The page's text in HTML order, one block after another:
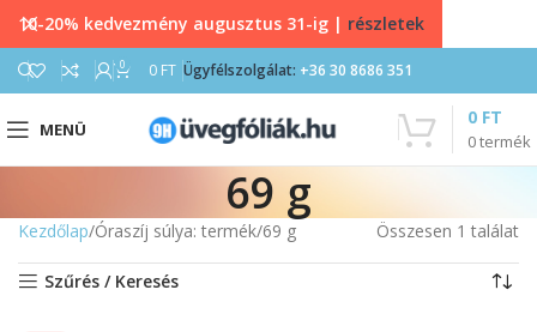
0 0 FT Ügyfélszolgálat: +36 30 8686 351
MENÜ
0termék
0 FT
69 g
Kezdőlap Óraszíj súlya: termék 69 g Összesen 1 találat
Szűrés / Keresés
10-20% kedvezmény augusztus 31-ig | részletek